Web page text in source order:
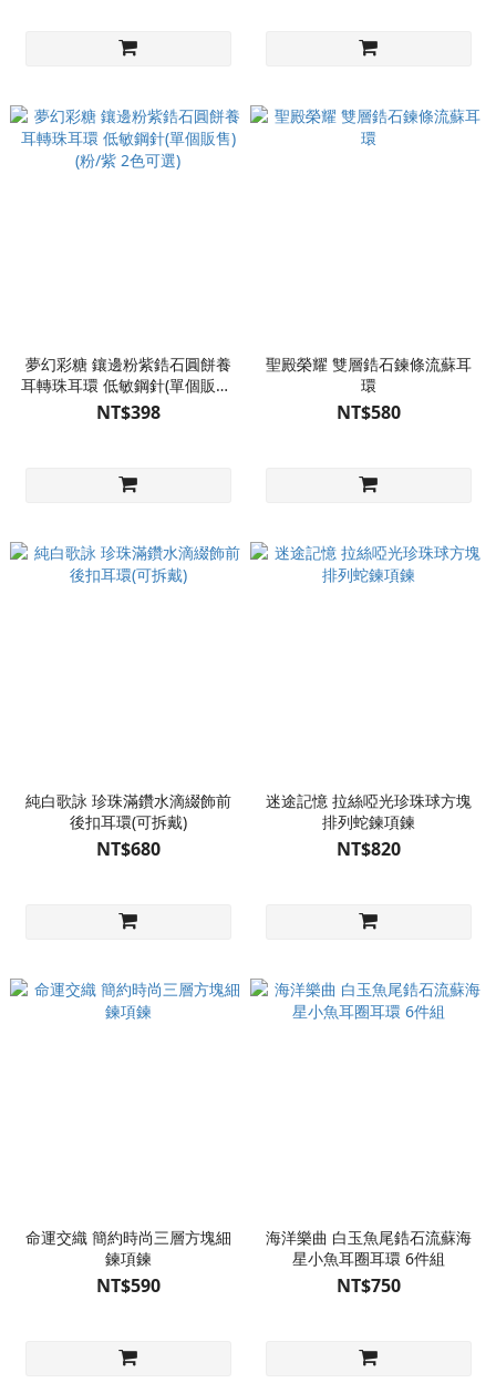
夢幻彩糖 鑲邊粉紫鋯石圓餅養
耳轉珠耳環 低敏鋼針(單個販售)
(粉/紫 2色可選)
NT$398
聖殿榮耀 雙層鋯石鍊條流蘇耳
環
NT$580
純白歌詠 珍珠滿鑽水滴綴飾前
後扣耳環(可拆戴)
NT$680
迷途記憶 拉絲啞光珍珠球方塊
排列蛇鍊項鍊
NT$820
命運交織 簡約時尚三層方塊細
鍊項鍊
NT$590
海洋樂曲 白玉魚尾鋯石流蘇海
星小魚耳圈耳環 6件組
NT$750